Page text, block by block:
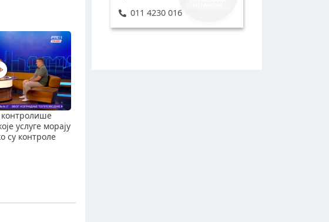
услуге морају
су контроле
011 4230 016